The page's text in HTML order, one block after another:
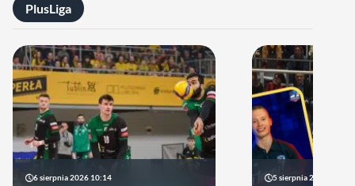
PlusLiga
6 sierpnia 2026 10:14 5 sierpnia 2026 20:47